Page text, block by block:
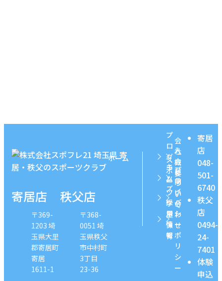
寄居店
〒369-
1203 埼
玉県大里
郡寄居町
寄居
1611-1
秩父店
〒368-
0051 埼
玉県秩父
市中村町
3丁目
23-36
ホーム
プ
ロ
グ
ラ
ム
キ
ッ
ズ
ス
ポ
ー
ツ
学
童
保
育
採
用
情
報
会
社
概
要
入
会
に
つ
い
て
お
問
い
合
わ
せ
プ
ラ
イ
バ
シ
ー
ポ
リ
シ
ー
寄居
店
048-
501-
6740
秩父
店
0494-
24-
7401
体験
申込